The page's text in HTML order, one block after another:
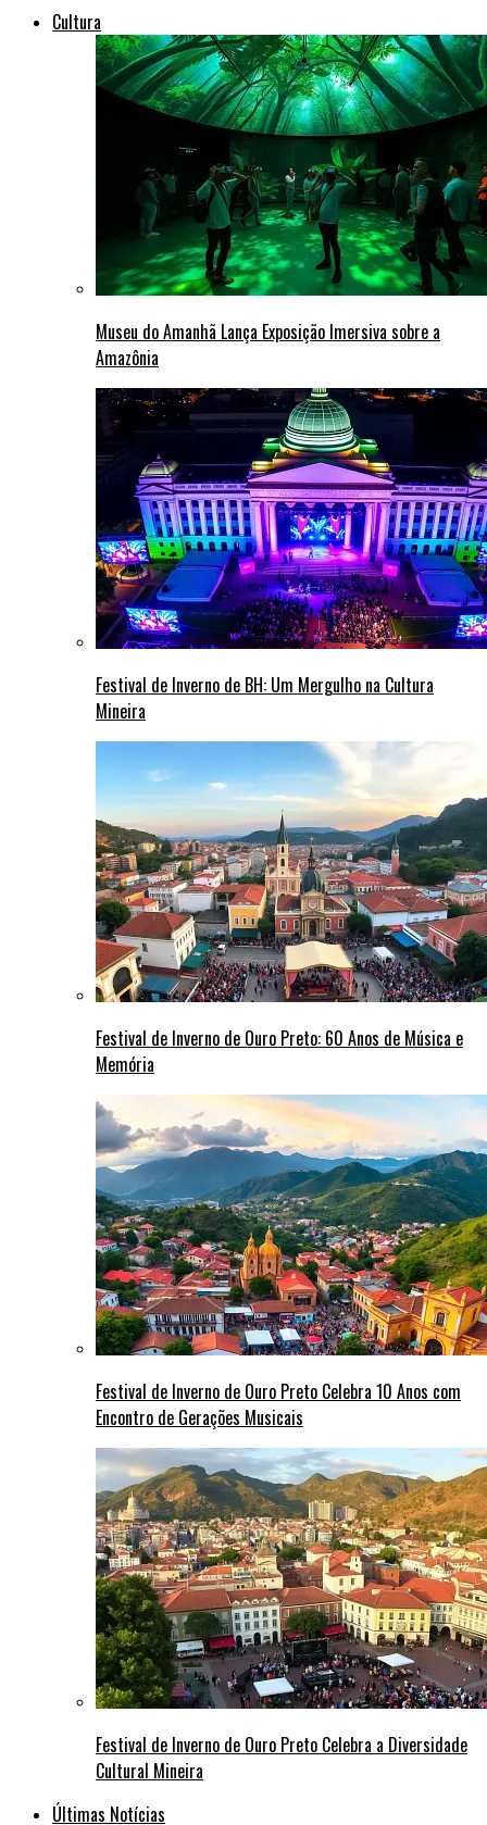
Cultura
Museu do Amanhã Lança Exposição Imersiva sobre a
Amazônia
Festival de Inverno de BH: Um Mergulho na Cultura
Mineira
Festival de Inverno de Ouro Preto: 60 Anos de Música e
Memória
Festival de Inverno de Ouro Preto Celebra 10 Anos com
Encontro de Gerações Musicais
Festival de Inverno de Ouro Preto Celebra a Diversidade
Cultural Mineira
Últimas Notícias